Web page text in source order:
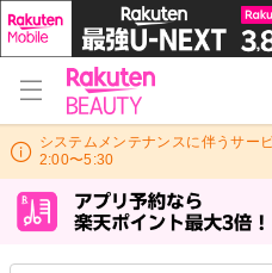
システムメンテナンスに伴うサー
2:00〜5:30